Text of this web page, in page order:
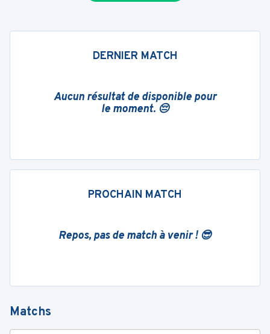
DERNIER MATCH
Aucun résultat de disponible pour
le moment. 😔
PROCHAIN MATCH
Repos, pas de match à venir ! 😎
Matchs